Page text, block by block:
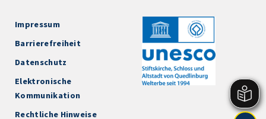
Impressum
Barrierefreiheit
Datenschutz
Elektronische
Kommunikation
Rechtliche Hinweise